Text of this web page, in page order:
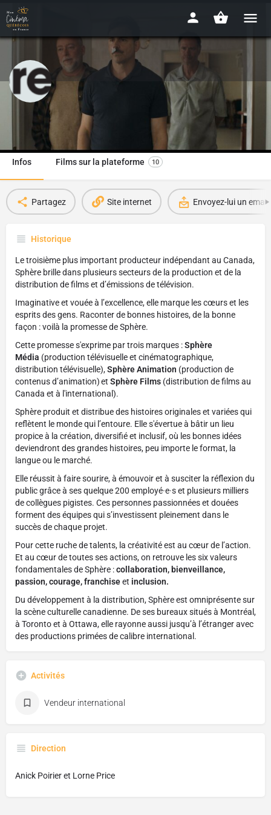
Sphère Films
Infos Films sur la plateforme 10
Partagez Site internet Envoyez-lui un email
Historique
Le troisième plus important producteur indépendant au Canada,
Sphère brille dans plusieurs secteurs de la production et de la
distribution de films et d’émissions de télévision.
Imaginative et vouée à l’excellence, elle marque les cœurs et les
esprits des gens. Raconter de bonnes histoires, de la bonne
façon : voilà la promesse de Sphère.
Cette promesse s'exprime par trois marques :Sphère
Média (production télévisuelle et cinématographique,
distribution télévisuelle),Sphère Animation (production de
contenus d’animation) et Sphère Films (distribution de films au
Canada et à l'international).
Sphère produit et distribue des histoires originales et variées qui
reflètent le monde qui l’entoure. Elle s'évertue à bâtir un lieu
propice à la création, diversifié et inclusif, où les bonnes idées
deviendront des grandes histoires, peu importe le format, la
langue ou le marché.
Elle réussit à faire sourire, à émouvoir et à susciter la réflexion du
public grâce à ses quelque 200 employé·e·s et plusieurs milliers
de collègues pigistes. Ces personnes passionnées et douées
forment des équipes qui s’investissent pleinement dans le
succès de chaque projet.
Pour cette ruche de talents, la créativité est au cœur de l’action.
Et au cœur de toutes ses actions, on retrouve les six valeurs
fondamentales de Sphère :collaboration, bienveillance,
passion, courage, franchiseet inclusion.
Du développement à la distribution, Sphère est omniprésente sur
la scène culturelle canadienne. De ses bureaux situés à Montréal,
à Toronto et à Ottawa, elle rayonne aussi jusqu’à l’étranger avec
des productions primées de calibre international.
Activités
Vendeur international
Direction
Anick Poirier et Lorne Price